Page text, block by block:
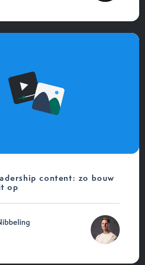
content: zo bouw
op